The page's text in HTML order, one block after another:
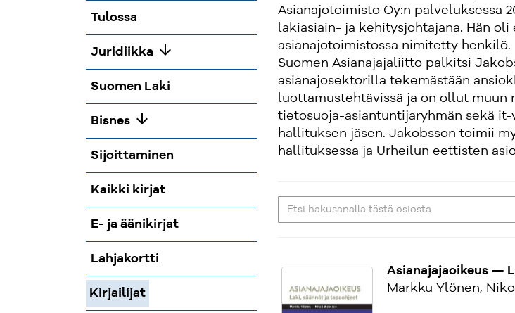
Tulossa
Juridiikka arrow_downward
Suomen Laki
Bisnes arrow_downward
Sijoittaminen
Kaikki kirjat
E- ja äänikirjat
Lahjakortti
Kirjailijat
Asianajotoimisto Oy:n palveluksessa
lakiasiain- ja kehitysjohtajana. Hän
asianajotoimistossa nimitetty henkilö.
Suomen Asianajajaliitto palkitsi
asianajosektorilla tekemästään
luottamustehtävissä ja on ollut muun
tietosuoja-asiantuntijaryhmän sekä
hallituksen jäsen. Jakobsson toimii
hallituksessa ja Urheilun eettisten
Asianajajaoikeus —
Markku Ylönen,